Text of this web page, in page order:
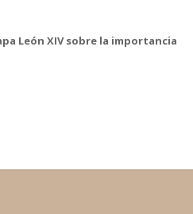
León XIV sobre la importancia